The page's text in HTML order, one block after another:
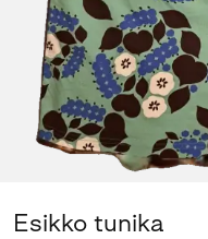
Esikko tunika